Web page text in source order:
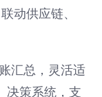
动供应链、
汇总，灵活适
决策系统，支